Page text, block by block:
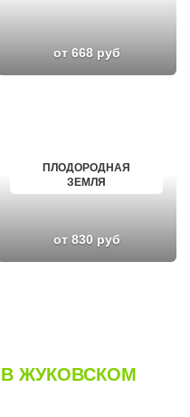
от 668 руб
ПЛОДОРОДНАЯ
ЗЕМЛЯ
от 830 руб
В ЖУКОВСКОМ